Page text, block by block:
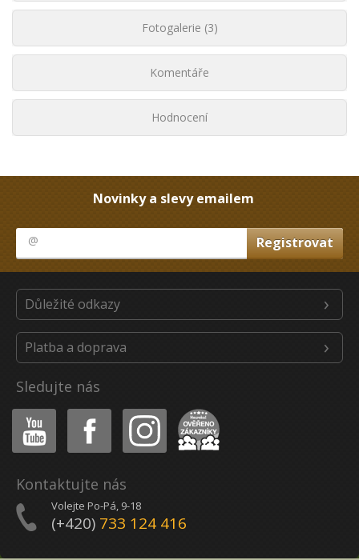
Fotogalerie (3)
Komentáře
Hodnocení
Novinky a slevy emailem
Důležité odkazy
Platba a doprava
Sledujte nás
Youtube Facebook Instagram Heureka
Kontaktujte nás
Volejte Po-Pá, 9-18
(+420) 733 124 416